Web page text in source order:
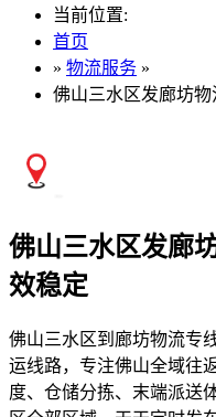
当前位置:
首页
» 物流服务 »
佛山三水区发廊坊
佛山三水区发廊
效稳定
佛山三水区到廊坊物流专
运线路，专注佛山全域往
度、仓储分拣、末端派送